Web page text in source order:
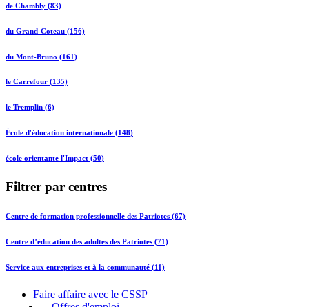
de Chambly (83)
du Grand-Coteau (156)
du Mont-Bruno (161)
le Carrefour (135)
le Tremplin (6)
École d'éducation internationale (148)
école orientante l'Impact (50)
Filtrer par centres
Centre de formation professionnelle des Patriotes (67)
Centre d’éducation des adultes des Patriotes (71)
Service aux entreprises et à la communauté (11)
Faire affaire avec le CSSP